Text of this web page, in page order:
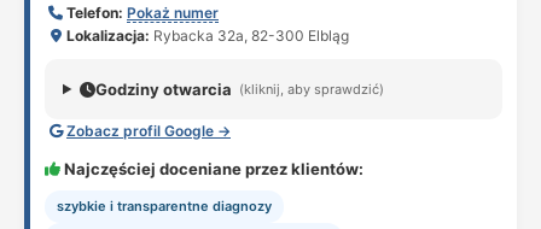
Telefon: Pokaż numer
Lokalizacja: Rybacka 32a, 82-300 Elbląg
Godziny otwarcia (kliknij, aby sprawdzić)
Zobacz profil Google →
Najczęściej doceniane przez klientów:
szybkie i transparentne diagnozy